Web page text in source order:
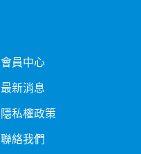
會員中心
最新消息
隱私權政策
聯絡我們